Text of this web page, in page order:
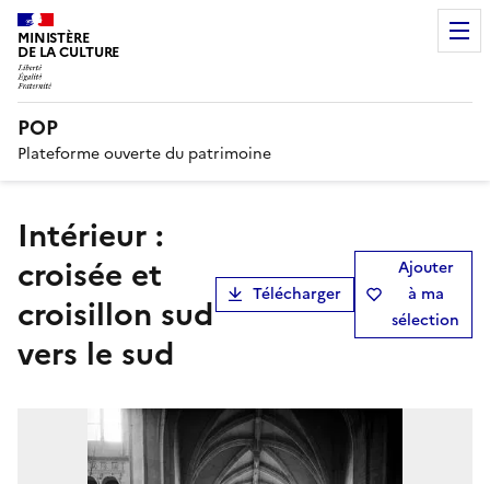
MINISTÈRE
DE LA CULTURE
POP
Plateforme ouverte du patrimoine
Intérieur :
croisée et
croisillon sud
vers le sud
Télécharger
Ajouter
à ma
sélection